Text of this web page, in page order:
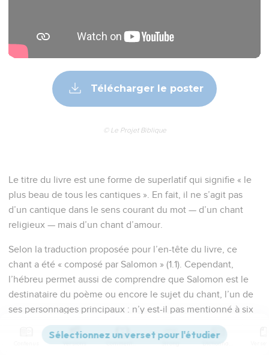
Télécharger le poster
© Le Projet Biblique
Le titre du livre est une forme de superlatif qui signifie « le
plus beau de tous les cantiques ». En fait, il ne s’agit pas
d’un cantique dans le sens courant du mot — d’un chant
religieux — mais d’un chant d’amour.
Selon la traduction proposée pour l’en-tête du livre, ce
chant a été « composé par Salomon » (1.1). Cependant,
l’hébreu permet aussi de comprendre que Salomon est le
destinataire du poème ou encore le sujet du chant, l’un de
ses personnages principaux : n’y est-il pas mentionné à six
reprises (1.5 ; 3.7,9,11 ; 8.11-12) ? Il n’est donc pas possible de
dater le chant de manière certaine.
Versions Commentaires Strong